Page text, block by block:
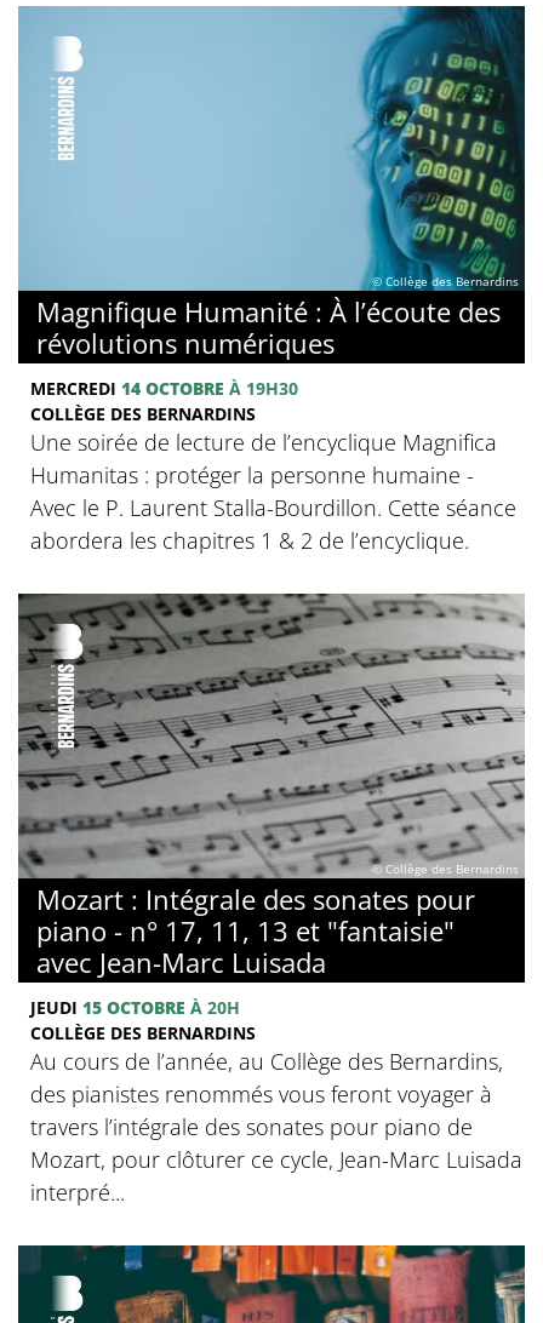
© Collège des Bernardins
Magnifique Humanité : À l’écoute des
révolutions numériques
MERCREDI 14 OCTOBRE À 19H30
COLLÈGE DES BERNARDINS
Une soirée de lecture de l’encyclique Magnifica
Humanitas : protéger la personne humaine -
Avec le P. Laurent Stalla-Bourdillon. Cette séance
abordera les chapitres 1 & 2 de l’encyclique.
© Collège des Bernardins
Mozart : Intégrale des sonates pour
piano - n° 17, 11, 13 et "fantaisie"
avec Jean-Marc Luisada
JEUDI 15 OCTOBRE À 20H
COLLÈGE DES BERNARDINS
Au cours de l’année, au Collège des Bernardins,
des pianistes renommés vous feront voyager à
travers l’intégrale des sonates pour piano de
Mozart, pour clôturer ce cycle, Jean-Marc Luisada
interpré...